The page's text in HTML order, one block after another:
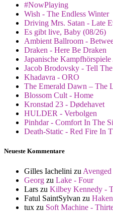
#NowPlaying
Wish - The Endless Winter
Driving Mrs. Satan - Late
Es gibt live, Baby (08/26)
Ambient Ballroom -
Draken - Here Be Draken
Japanische
Jacob Brodovsky - Tell
Khadavra - ORO
The Emerald Dawn – The
Blossom Cult - Home
Kronstad 23 - Dødehavet
HULDER - Verbolgen
Pinhdar - Comfort In The
Death-Static - Red Fire In
Neueste Kommentare
Gilles Iachelini zu
Georg zu Lake - Four
Lars zu Kilbey Kennedy -
Fatul SaintSylvan zu
tux zu Soft Machine -